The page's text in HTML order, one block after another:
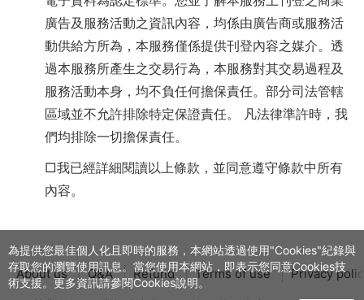
廣告及服務活動之資訊內容，均係由廣告商或服務活
動供給方所為，本服務僅係提供刊登內容之媒介。透
過本服務所產生之交易行為，本服務對其交易過程及
服務活動本身，均不負任何擔保責任。部分司法管轄
區域並不允許排除特定保證責任。 凡法律準許時，我
們均排除一切擔保責任。
□我已經詳細閱讀以上條款，並同意遵守條款中所有
內容。
About us Q&A Refund Terms of use Privacy
為提供您最佳個人化且即時的服務，本網站透過使用"Cookies"紀錄與
存取您的瀏覽使用訊息。當您使用本網站，即表示您同意Cookies技
術支援。更多資訊請參閱Cookies說明。